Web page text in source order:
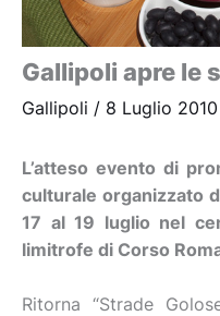
Gallipoli apre le
Gallipoli / 8 Luglio 2010
L’atteso evento di
culturale organizzato
17 al 19 luglio nel
limitrofe di Corso
Ritorna “Strade